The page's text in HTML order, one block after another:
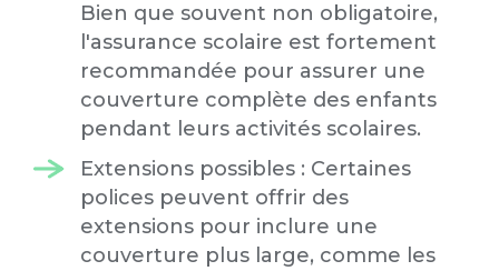
Bien que souvent non obligatoire,
l'assurance scolaire est fortement
recommandée pour assurer une
couverture complète des enfants
pendant leurs activités scolaires.
Extensions possibles : Certaines
polices peuvent offrir des
extensions pour inclure une
couverture plus large, comme les